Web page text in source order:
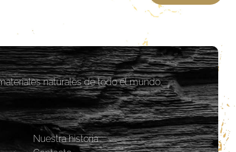
naturales de todo el mundo.
Nuestra historia